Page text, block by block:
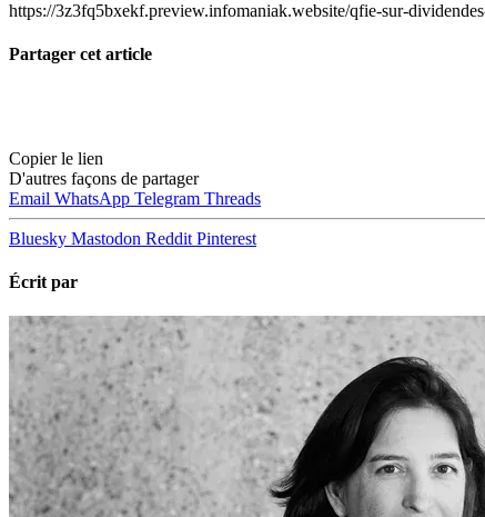
https://3z3fq5bxekf.preview.infomaniak.website/qfie-sur-
Partager cet article
Copier le lien
D'autres façons de partager
Email WhatsApp Telegram Threads
Bluesky Mastodon Reddit Pinterest
Écrit par